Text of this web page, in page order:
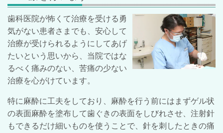
歯科医院が怖くて治療を受ける勇
気がない患者さまでも、安心して
治療が受けられるようにしてあげ
たいという思いから、当院ではな
るべく痛みのない、苦痛の少ない
治療を心がけています。
特に麻酔に工夫をしており、麻酔を行う前にはまずゲル状
の表面麻酔を塗布して歯ぐきの表面をしびれさせ、注射針
もできるだけ細いものを使うことで、針を刺したときの痛